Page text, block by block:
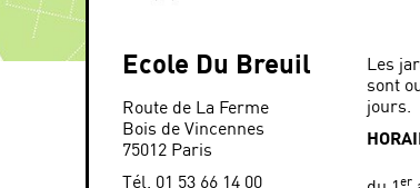
Ecole Du Breuil
Route de La Ferme
Bois de Vincennes
75012 Paris
Tél. 01 53 66 14 00
Les
sont
jours.
er